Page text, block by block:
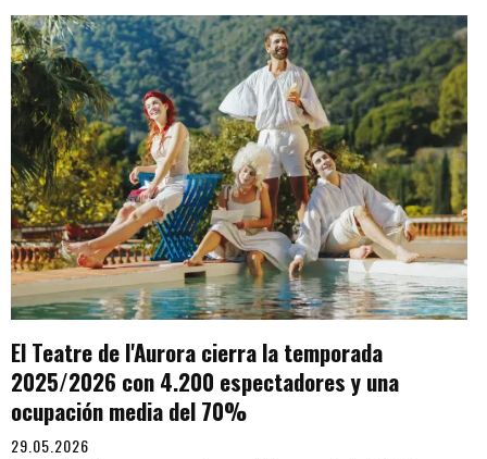
El Teatre de l'Aurora cierra la temporada
2025/2026 con 4.200 espectadores y una
ocupación media del 70%
29.05.2026